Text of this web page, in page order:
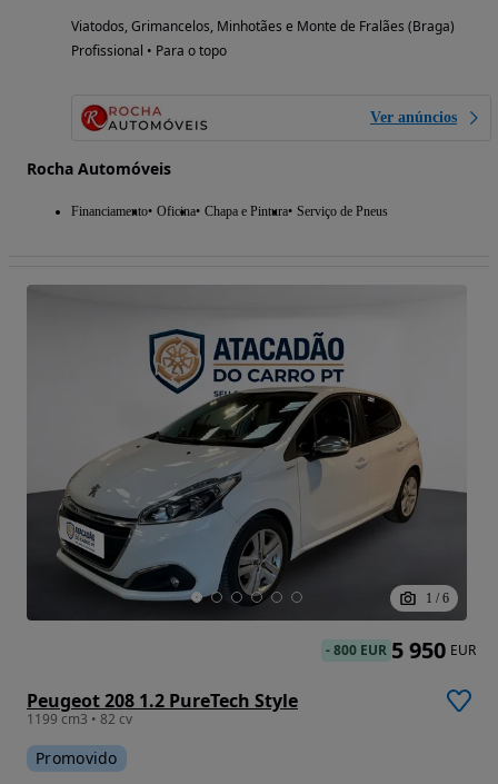
Viatodos, Grimancelos, Minhotães e Monte de Fralães (Braga)
Profissional • Para o topo
Ver anúncios
Rocha Automóveis
Financiamento Oficina Chapa e Pintura Serviço de Pneus
1 / 6
Peugeot 208 1.2 PureTech Style
1199 cm3 • 82 cv
Promovido
-800 EUR 5 950 EUR